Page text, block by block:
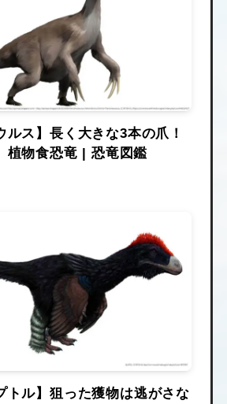
ルス】長く大きな3本の爪！
植物食恐竜 | 恐竜図鑑
トル】狙った獲物は逃がさな